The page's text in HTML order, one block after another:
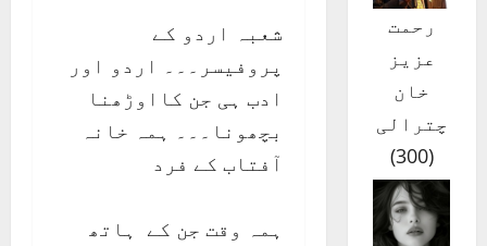
شعبہ اردو کے
پروفیسر۔۔۔ اردو اور
ادب ہی جن کااوڑھنا
بچھونا۔۔۔ ہمہ خانہ
آفتاب کے فرد
ہمہ وقت جن کے ہاتھ
رحمت
عزیز
خان
چترالی
(
300
)